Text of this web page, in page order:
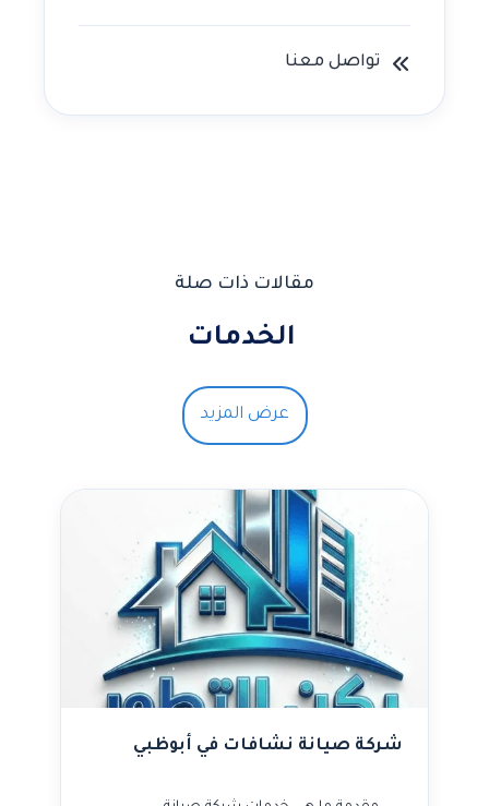
تواصل معنا
مقالات ذات صلة
الخدمات
عرض المزيد
شركة صيانة نشافات في أبوظبي